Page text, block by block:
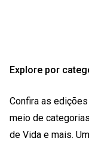
Explore por
Confira as
meio de
de Vida e mais.